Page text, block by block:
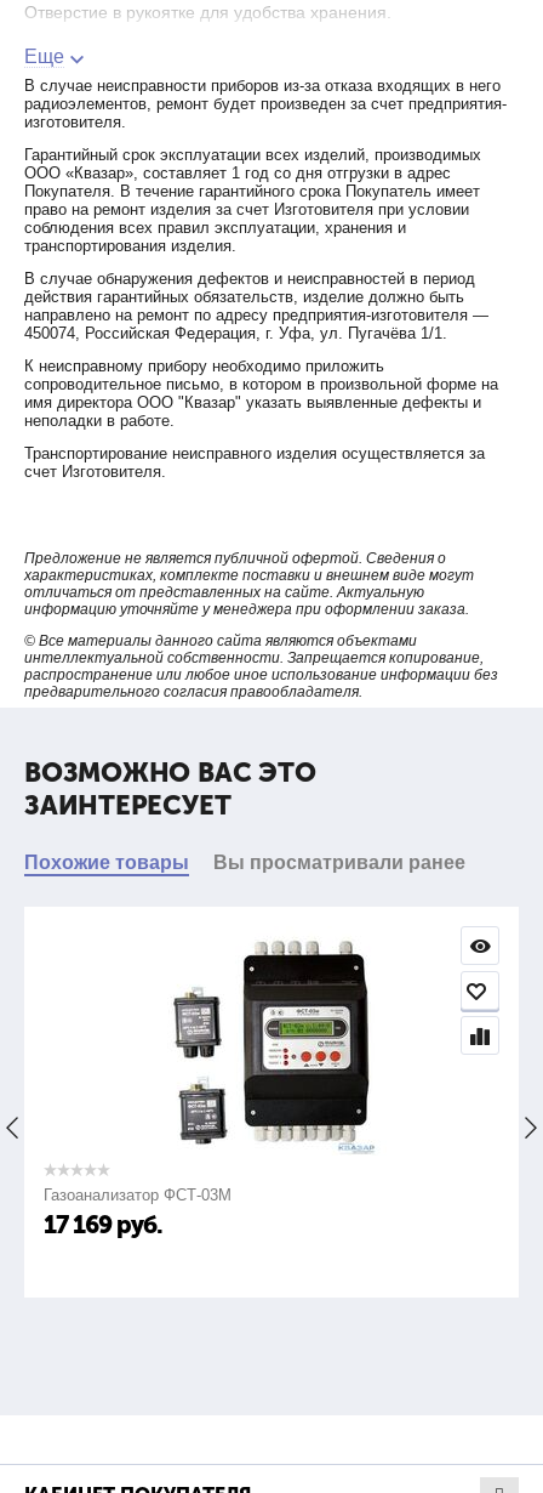
Отверстие в рукоятке для удобства хранения.
Материал стержня: хром-ванадиевая сталь.
Плотная, многоуровневая изоляция стержня.
Намагниченный вороненый наконечник.
Маркировка на торце рукояток с обозначением типа
профилей.
Наиболее востребованные в работе электромонтажника
Упаковка: пластиковый холдер.
Еще
В случае неисправности приборов из-за отказа входящих в него
радиоэлементов, ремонт будет произведен за счет предприятия-
изготовителя.
Гарантийный срок эксплуатации всех изделий, производимых
ООО «Квазар», составляет 1 год со дня отгрузки в адрес
Покупателя. В течение гарантийного срока Покупатель имеет
право на ремонт изделия за счет Изготовителя при условии
соблюдения всех правил эксплуатации, хранения и
транспортирования изделия.
В случае обнаружения дефектов и неисправностей в период
действия гарантийных обязательств, изделие должно быть
направлено на ремонт по адресу предприятия-изготовителя —
450074, Российская Федерация, г. Уфа, ул. Пугачёва 1/1.
К неисправному прибору необходимо приложить
сопроводительное письмо, в котором в произвольной форме на
имя директора ООО "Квазар" указать выявленные дефекты и
неполадки в работе.
Транспортирование неисправного изделия осуществляется за
счет Изготовителя.
Предложение не является публичной офертой. Сведения о
характеристиках, комплекте поставки и внешнем виде могут
отличаться от представленных на сайте. Актуальную
информацию уточняйте у менеджера при оформлении заказа.
© Все материалы данного сайта являются объектами
интеллектуальной собственности. Запрещается копирование,
распространение или любое иное использование информации без
предварительного согласия правообладателя.
ВОЗМОЖНО ВАС ЭТО
ЗАИНТЕРЕСУЕТ
Похожие товары Вы просматривали ранее
Газоанализатор ФСТ-03М
17 169 руб.